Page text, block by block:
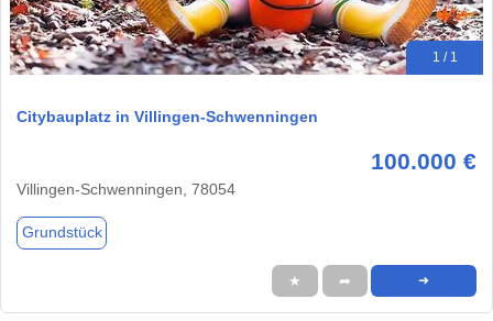
1 / 1
Citybauplatz in Villingen-Schwenningen
100.000 €
Villingen-Schwenningen, 78054
Grundstück
★ ➦ ➜